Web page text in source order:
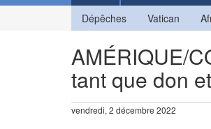
Dépêches Vatican
AMÉRIQUE/
tant que don
vendredi, 2 décembre 2022